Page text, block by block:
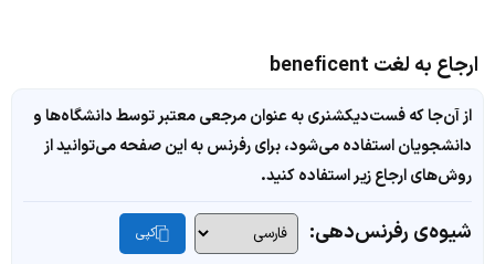
ارجاع به لغت beneficent
از آن‌جا که فست‌دیکشنری به عنوان مرجعی معتبر توسط دانشگاه‌ها و
دانشجویان استفاده می‌شود، برای رفرنس به این صفحه می‌توانید از
روش‌های ارجاع زیر استفاده کنید.
شیوه‌ی رفرنس‌دهی: کپی